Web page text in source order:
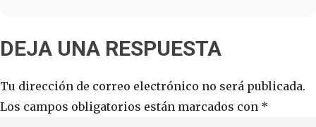
DEJA UNA RESPUESTA
Tu dirección de correo electrónico no será publicada.
Los campos obligatorios están marcados con *